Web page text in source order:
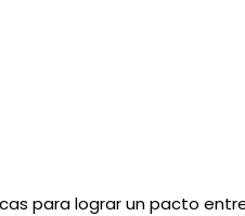
para lograr un pacto